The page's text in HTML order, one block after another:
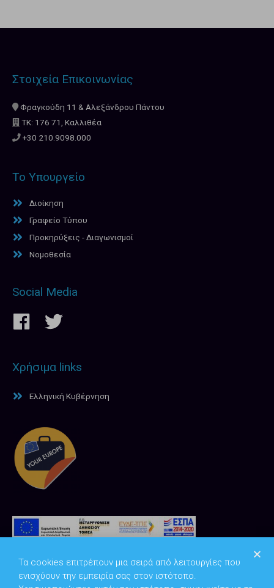
Στοιχεία Επικοινωνίας
Φραγκούδη 11 & Αλεξάνδρου Πάντου
ΤΚ: 176 71, Καλλιθέα
+30 210.9098.000
Το Υπουργείο
Διοίκηση
Γραφείο Τύπου
Προκηρύξεις - Διαγωνισμοί
Νομοθεσία
Social Media
Χρήσιμα links
Ελληνική Κυβέρνηση
Τα cookies επιτρέπουν μια σειρά από λειτουργίες που
ενισχύουν την εμπειρία σας στον ιστότοπο.